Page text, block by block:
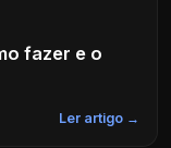
fazer e o
Ler artigo →